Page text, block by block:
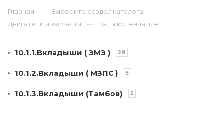
Главная — Выберите раздел каталога —
Двигатели и запчасти — Валы коленчатые
10.1.1.Вкладыши ( ЗМЗ ) 28
10.1.2.Вкладыши ( МЗПС ) 5
10.1.3.Вкладыши (Тамбов) 5